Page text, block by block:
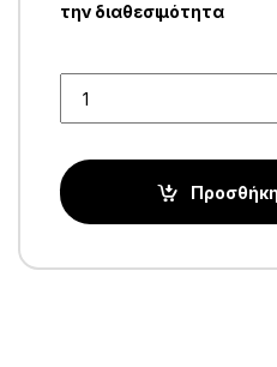
την διαθεσιμότητα